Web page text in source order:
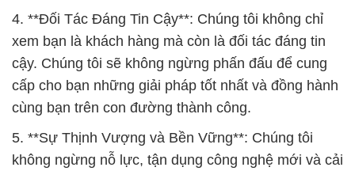
4. **Đối Tác Đáng Tin Cậy**: Chúng tôi không chỉ
xem bạn là khách hàng mà còn là đối tác đáng tin
cậy. Chúng tôi sẽ không ngừng phấn đấu để cung
cấp cho bạn những giải pháp tốt nhất và đồng hành
cùng bạn trên con đường thành công.
5. **Sự Thịnh Vượng và Bền Vững**: Chúng tôi
không ngừng nỗ lực, tận dụng công nghệ mới và cải